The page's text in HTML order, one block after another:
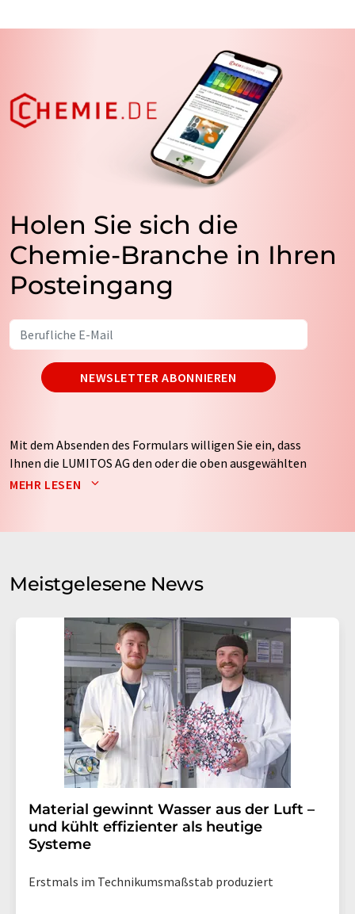
Holen Sie sich die
Chemie-Branche in Ihren
Posteingang
NEWSLETTER ABONNIEREN
Mit dem Absenden des Formulars willigen Sie ein, dass
Ihnen die LUMITOS AG den oder die oben ausgewählten
Newsletter per E-Mail zusendet. Ihre Daten werden
auf Basis unserer
. LUMITOS darf
Meinungsforschung per E-Mail kontaktieren. Ihre
Einwilligung können Sie jederzeit ohne Angabe von
Str. 2, 12489 Berlin oder per E-Mail unter
widerruf@lumitos.commit Wirkung für die Zukunft
widerrufen. Zudem ist in jeder E-Mail ein Link zur
Abbestellung des entsprechenden Newsletters
enthalten.
MEHR LESEN
Meistgelesene News
Material gewinnt Wasser aus der Luft –
und kühlt effizienter als heutige
Systeme
Erstmals im Technikumsmaßstab produziert